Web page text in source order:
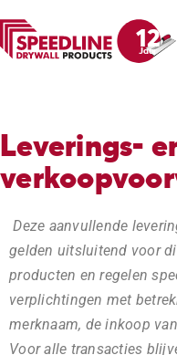
12
Jaar
Leverings-
Deze aanvullende
gelden uitsluitend voor
producten en regelen
verplichtingen met
merknaam, de inkoop
Voor alle transacties